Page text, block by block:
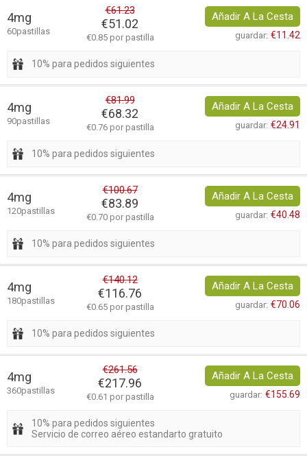
4mg
60pastillas
€61.23
€51.02
€0.85 por pastilla
Añadir A La Cesta
guardar: €11.42
10% para pedidos siguientes
4mg
90pastillas
€81.99
€68.32
€0.76 por pastilla
Añadir A La Cesta
guardar: €24.91
10% para pedidos siguientes
4mg
120pastillas
€100.67
€83.89
€0.70 por pastilla
Añadir A La Cesta
guardar: €40.48
10% para pedidos siguientes
4mg
180pastillas
€140.12
€116.76
€0.65 por pastilla
Añadir A La Cesta
guardar: €70.06
10% para pedidos siguientes
4mg
360pastillas
€261.56
€217.96
€0.61 por pastilla
Añadir A La Cesta
guardar: €155.69
10% para pedidos siguientes
Servicio de correo aéreo estandarto gratuito